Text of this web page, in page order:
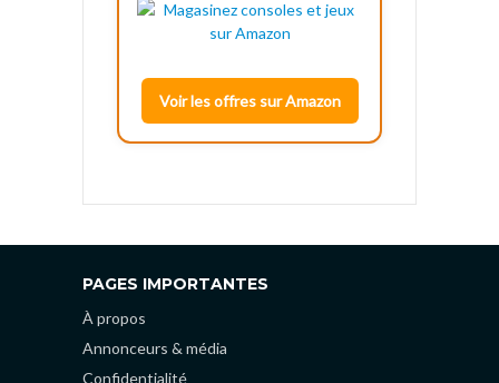
Voir les offres sur Amazon
PAGES IMPORTANTES
À propos
Annonceurs & média
Confidentialité